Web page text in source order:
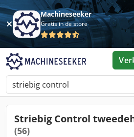
Machineseeker
Gratis in de store
Striebig Control
(56)